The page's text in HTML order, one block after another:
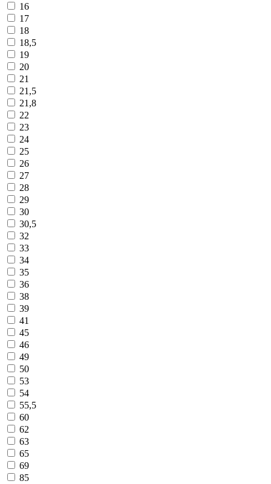
16
17
18
18,5
19
20
21
21,5
21,8
22
23
24
25
26
27
28
29
30
30,5
32
33
34
35
36
38
39
41
45
46
49
50
53
54
55,5
60
62
63
65
69
85